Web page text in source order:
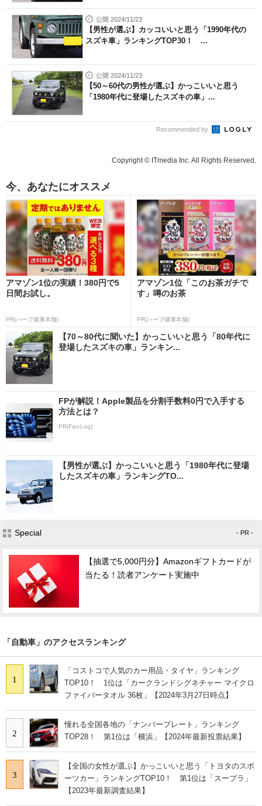
公開 2024/11/23
【男性が選ぶ】カッコいいと思う「1990年代の
スズキ車」ランキングTOP30！ ...
公開 2024/11/23
【50～60代の男性が選ぶ】かっこいいと思う
「1980年代に登場したスズキの車」...
Recommended by
Copyright © ITmedia Inc. All Rights Reserved.
今、あなたにオススメ
アマゾン1位の実績！380円で5
日間お試し。
PR(ハーブ健康本舗)
アマゾン1位「このお茶ガチで
す」噂のお茶
PR(ハーブ健康本舗)
【70～80代に聞いた】かっこいいと思う「80年代に
登場したスズキの車」ランキン...
FPが解説！Apple製品を分割手数料0円で入手する
方法とは？
PR(Fav-Log)
【男性が選ぶ】かっこいいと思う「1980年代に登場
したスズキの車」ランキングTO...
Special - PR -
【抽選で5,000円分】Amazonギフトカードが
当たる！読者アンケート実施中
「自動車」のアクセスランキング
1
「コストコで人気のカー用品・タイヤ」ランキング
TOP10！ 1位は「カークランドシグネチャー マイクロ
ファイバータオル 36枚」【2024年3月27日時点】
2
憧れる全国各地の「ナンバープレート」ランキング
TOP28！ 第1位は「横浜」【2024年最新投票結果】
3
【全国の女性が選ぶ】かっこいいと思う「トヨタのスポ
ーツカー」ランキングTOP10！ 第1位は「スープラ」
【2023年最新調査結果】